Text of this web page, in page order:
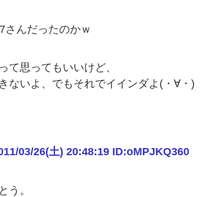
さんだったのかｗ
て思ってもいいけど、
ないよ、でもそれでイインダよ(・∀・)
03/26(土) 20:48:19 ID:oMPJKQ360
う。